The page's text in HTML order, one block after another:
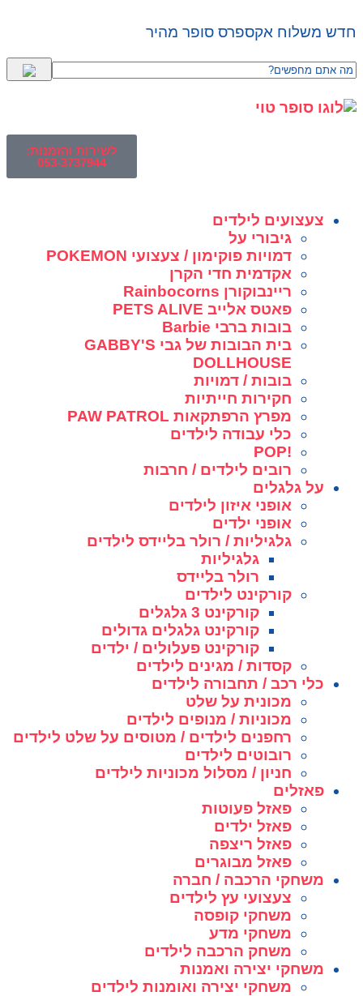
חדש משלוח אקספרס סופר מהיר
לשירות והזמנות:
053-3737944
צעצועים לילדים
גיבורי על
דמויות פוקימון / צעצועי POKEMON
אקדמית חדי הקרן
ריינבוקורן Rainbocorns
פאטס אלייב PETS ALIVE
בובות ברבי Barbie
בית הבובות של גבי GABBY'S
DOLLHOUSE
בובות / דמויות
חקירות חייתיות
מפרץ הרפתקאות PAW PATROL
כלי עבודה לילדים
!POP
רובים לילדים / חרבות
על גלגלים
אופני איזון לילדים
אופני ילדים
גלגיליות / רולר בליידס לילדים
גלגיליות
רולר בליידס
קורקינט לילדים
קורקינט 3 גלגלים
קורקינט גלגלים גדולים
קורקינט פעלולים / ילדים
קסדות / מגינים לילדים
כלי רכב / תחבורה לילדים
מכונית על שלט
מכוניות / מנופים לילדים
רחפנים לילדים / מטוסים על שלט לילדים
רובוטים לילדים
חניון / מסלול מכוניות לילדים
פאזלים
פאזל פעוטות
פאזל ילדים
פאזל ריצפה
פאזל מבוגרים
משחקי הרכבה / חברה
צעצועי עץ לילדים
משחקי קופסה
משחקי מדע
משחק הרכבה לילדים
משחקי יצירה ואמנות
משחקי יצירה ואומנות לילדים